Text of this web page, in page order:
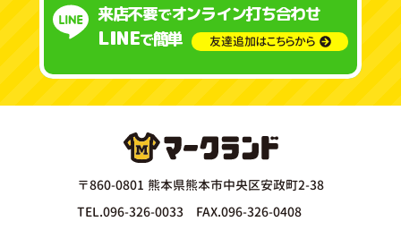
来店不要でオンライン打ち合わせ
LINEで簡単 友達追加はこちらから
〒860-0801 熊本県熊本市中央区安政町2-38
TEL.096-326-0033 FAX.096-326-0408